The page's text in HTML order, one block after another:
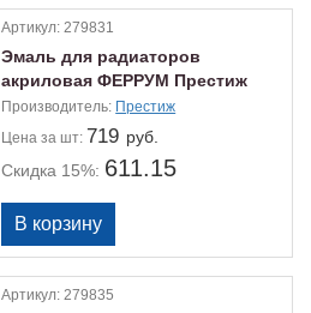
Артикул:279831
Эмаль для радиаторов
акриловая ФЕРРУМ Престиж
0.9кг
Производитель: Престиж
Цена за шт: 719 руб.
Скидка 15%: 611.15
Артикул:279835